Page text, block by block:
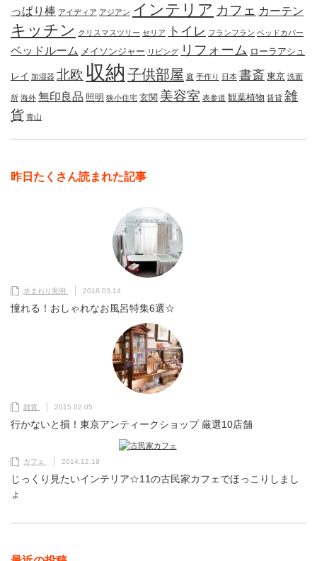
っぱり棒 アイディア アジアン インテリア カフェ カーテン
キッチン クリスマスツリー セリア トイレ フランフラン ベッドカバー
ベッドルーム メイソンジャー リビング リフォーム ローラアシュ
レイ 加湿器 北欧 収納 子供部屋 庭 手作り 日本 書斎 東京 洗面
所 海外 無印良品 照明 狭小住宅 玄関 美容室 表参道 観葉植物 賃貸 雑
貨 青山
昨日たくさん読まれた記事
水まわり実例 2016.03.14
憧れる！おしゃれなお風呂特集6選☆
雑貨 2015.02.05
行かないと損！東京アンティークショップ 厳選10店舗
カフェ 2014.12.19
じっくり見たいインテリア☆11の古民家カフェでほっこりしまし
ょ